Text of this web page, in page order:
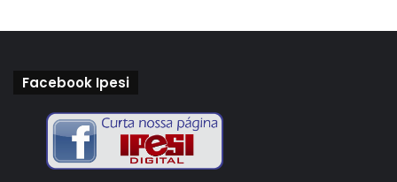
Facebook Ipesi